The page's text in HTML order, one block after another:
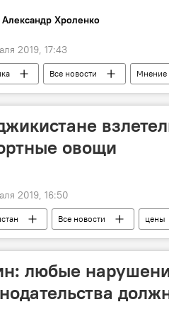
Александр Хроленко
2019, 17:43
Все новости Мнение
овощи
2019, 16:50
Все новости цены
любые